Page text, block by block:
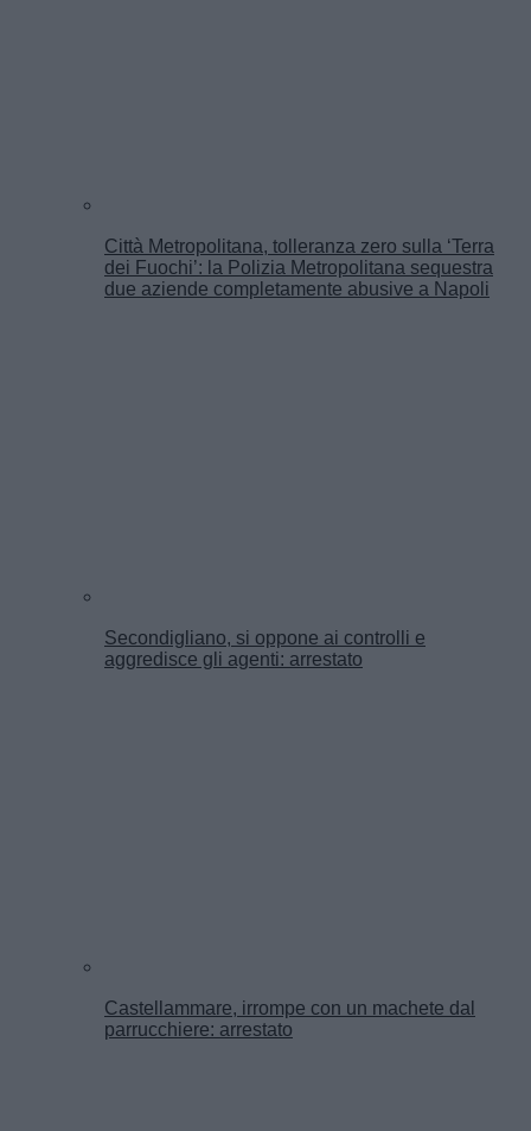
Città Metropolitana, tolleranza zero sulla ‘Terra
dei Fuochi’: la Polizia Metropolitana sequestra
due aziende completamente abusive a Napoli
Secondigliano, si oppone ai controlli e
aggredisce gli agenti: arrestato
Castellammare, irrompe con un machete dal
parrucchiere: arrestato